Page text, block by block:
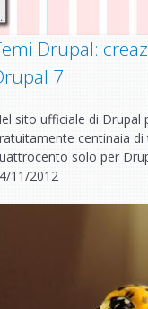
Drupal:
7
sito ufficiale di Drupal
centinaia
solo per
11/2012